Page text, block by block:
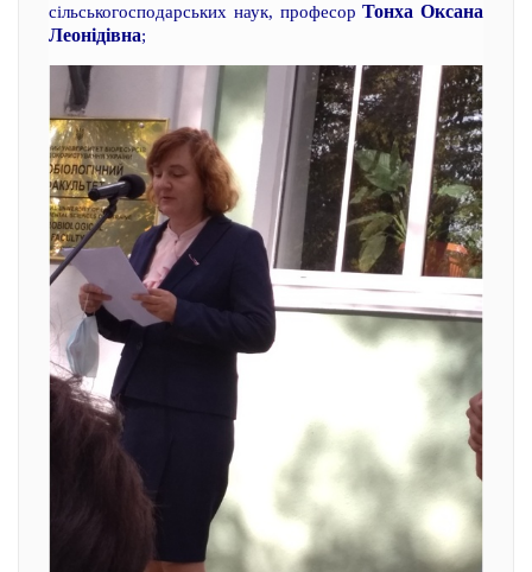
сільськогосподарських наук, професорТонха Оксана
Леонідівна;